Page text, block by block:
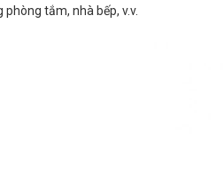
tắm, nhà bếp, v.v.